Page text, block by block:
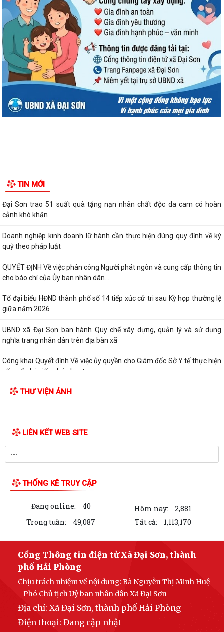
TIN MỚI
Đại Sơn trao 51 suất quà tặng nạn nhân chất độc da cam có hoàn
cảnh khó khăn
Doanh nghiệp kinh doanh lữ hành cần thực hiện đúng quy định về ký
quỹ theo pháp luật
QUYẾT ĐỊNH Về việc phân công Người phát ngôn và cung cấp thông tin
cho báo chí của Ủy ban nhân dân...
Tổ đại biểu HĐND thành phố số 14 tiếp xúc cử tri sau Kỳ họp thường lệ
giữa năm 2026
UBND xã Đại Sơn ban hành Quy chế xây dựng, quản lý và sử dụng
nghĩa trang nhân dân trên địa bàn xã
Công khai Quyết định Về việc ủy quyền cho Giám đốc Sở Y tế thực hiện
cấp, cấp lại giấy phép hoạt...
THƯ VIỆN ẢNH
LIÊN KẾT WEB SITE
THỐNG KÊ TRUY CẬP